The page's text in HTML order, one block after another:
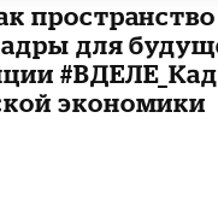
для
экономики